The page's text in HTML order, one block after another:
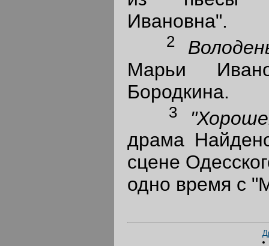
Ивановна".
2
Марьи
Бородкина.
3
драма
сцене
одно время с